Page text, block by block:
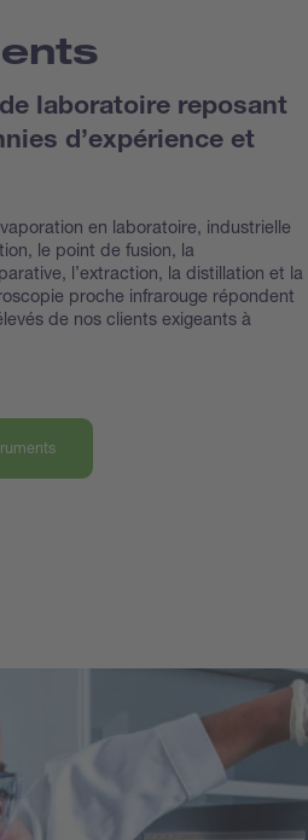
laboratoire reposant
d’expérience et
en laboratoire, industrielle
le point de fusion, la
l’extraction, la distillation et la
proche infrarouge répondent
de nos clients exigeants à